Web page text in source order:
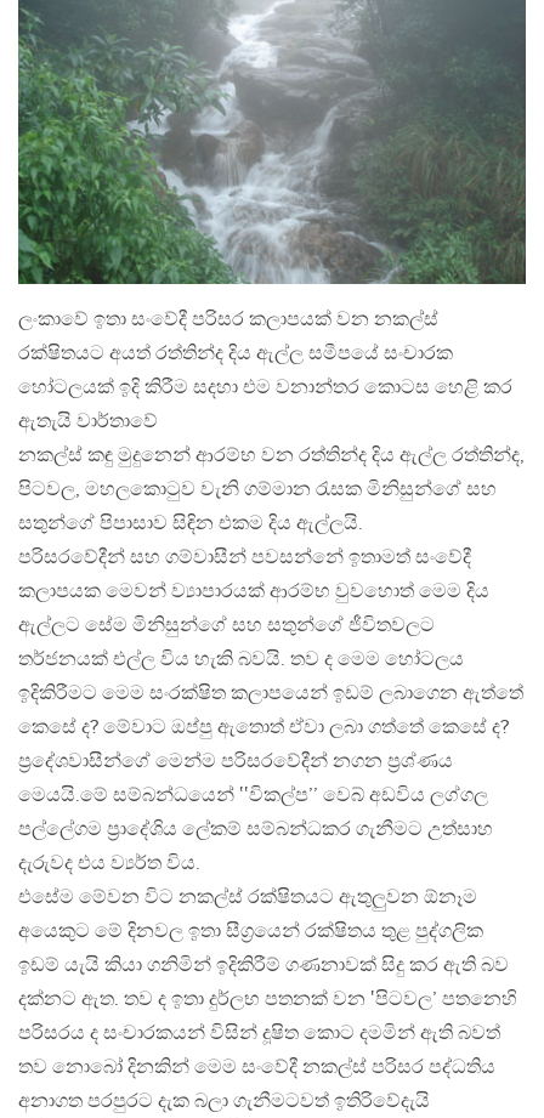
ලංකාවේ ඉතා සංවේදී පරිසර කලාපයක් වන නකල්ස්
රක්ෂිතයට අයත් රත්තින්ද දිය ඇල්ල සමීපයේ සංචාරක
හෝටලයක් ඉදි කිරීම සදහා එම වනාන්තර කොටස හෙළි කර
ඇතැයි වාර්තාවේ
නකල්ස් කඳු මුදුනෙන් ආරම්භ වන රත්තින්ද දිය ඇල්ල රත්තින්ද,
පිටවල, මහලකොටුව වැනි ගම්මාන රැසක මිනිසුන්ගේ සහ
සතුන්ගේ පිපාසාව සිඳින එකම දිය ඇල්ලයි.
පරිසරවේදීන් සහ ගම්වාසීන් පවසන්නේ ඉතාමත් සංවේදී
කලාපයක මෙවන් ව්‍යාපාරයක් ආරම්භ වුවහොත් මෙම දිය
ඇල්ලට සේම මිනිසුන්ගේ සහ සතුන්ගේ ජීවිතවලට
තර්ජනයක් එල්ල විය හැකි බවයි. තව ද මෙම හෝටලය
ඉදිකිරීමට මෙම සංරක්ෂිත කලාපයෙන් ඉඩම් ලබාගෙන ඇත්තේ
කෙසේ ද? මේවාට ඔප්පු ඇතොත් ඒවා ලබා ගත්තේ කෙසේ ද?
ප්‍රදේශවාසීන්ගේ මෙන්ම පරිසරවේදීන් නගන ප්‍රශ්ණය
මෙයයි.මේ සම්බන්ධයෙන් ‛‛විකල්ප’’ වෙබ් අඩවිය ලග්ගල
පල්ලේගම ප්‍රාදේශිය ලේකම් සම්බන්ධකර ගැනීමට උත්සාහ
දැරුවද එය ව්‍යර්ත විය.
එසේම මේවන විට නකල්ස් රක්ෂිතයට ඇතුලුවන ඕනෑම
අයෙකුට මේ දිනවල ඉතා සීග්‍රයෙන් රක්ෂිතය තුළ පුද්ගලික
ඉඩම් යැයි කියා ගනිමින් ඉදිකිරීම් ගණනාවක් සිදු කර ඇති බව
දක්නට ඇත. තව ද ඉතා දුර්ලභ පතනක් වන ‛පිටවල’ පතනෙහි
පරිසරය ද සංචාරකයන් විසින් දූෂිත කොට දමමින් ඇති බවත්
තව නොබෝ දිනකින් මෙම සංවේදී නකල්ස් පරිසර පද්ධතිය
අනාගත පරපුරට දැක බලා ගැනීමටවත් ඉතිරිවේදැයි